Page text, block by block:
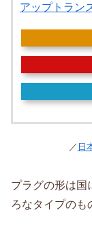
アップトラン
／ 日
プラグの形は国
ろなタイプのも